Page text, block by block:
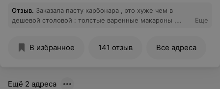
Отзыв. Заказала пасту карбонара , это хуже чем в
дешевой столовой : толстые варенные макароны ,
Осталась голодная . Где технологические карты у меня
Еще
В избранное 141 отзыв Все адреса
Ещё 2 адреса